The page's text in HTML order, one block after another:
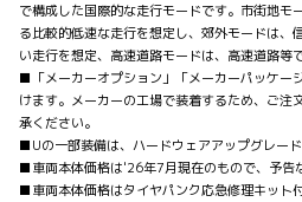
で構成した国際的な走行モードです。市街地モ
る比較的低速な走行を想定し、郊外モードは、
い走行を想定、高速道路モードは、高速道路等
■「メーカーオプション」「メーカーパッケー
けます。メーカーの工場で装着するため、ご注
承ください。
■Uの一部装備は、ハードウェアアップグレー
■車両本体価格は'26年7月現在のもので、予告
■車両本体価格はタイヤパンク応急修理キット